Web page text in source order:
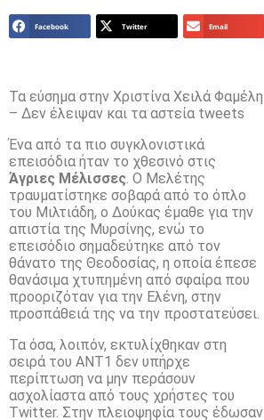
Facebook Twitter Email
Τα εύσημα στην Χριστίνα Χειλά Φαμέλη
– Δεν έλειψαν και τα αστεία tweets
Ένα από τα πιο συγκλονιστικά
επεισόδια ήταν το χθεσινό στις
Άγριες Μέλισσες. Ο Μελέτης
τραυματίστηκε σοβαρά από το όπλο
του Μιλτιάδη, ο Δούκας έμαθε για την
απιστία της Μυρσίνης, ενώ το
επεισόδιο σημαδεύτηκε από τον
θάνατο της Θεοδοσίας, η οποία έπεσε
θανάσιμα χτυπημένη από σφαίρα που
προοριζόταν για την Ελένη, στην
προσπάθειά της να την προστατεύσει.
Τα όσα, λοιπόν, εκτυλίχθηκαν στη
σειρά του ΑΝΤ1 δεν υπήρχε
περίπτωση να μην περάσουν
ασχολίαστα από τους χρήστες του
Twitter. Στην πλειοψηφία τους έδωσαν